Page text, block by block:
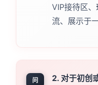
VIP接待区
流、展示于
问
2. 对于初创